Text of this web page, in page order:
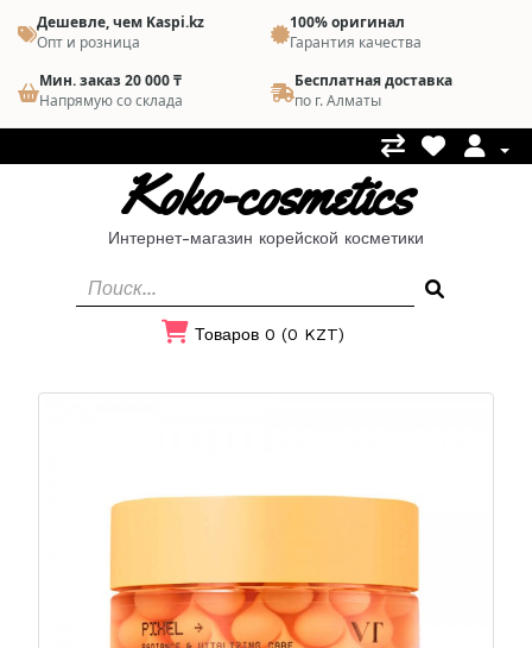
Дешевле, чем Kaspi.kz
Опт и розница
100% оригинал
Гарантия качества
Мин. заказ 20 000 ₸
Напрямую со склада
Бесплатная доставка
по г. Алматы
Koko-cosmetics
Интернет-магазин корейской косметики
Товаров 0 (0 KZT)